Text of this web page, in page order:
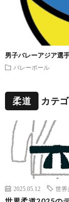
男子バレーアジア選
バレーボール
柔道 カテ
2025.05.12 世界